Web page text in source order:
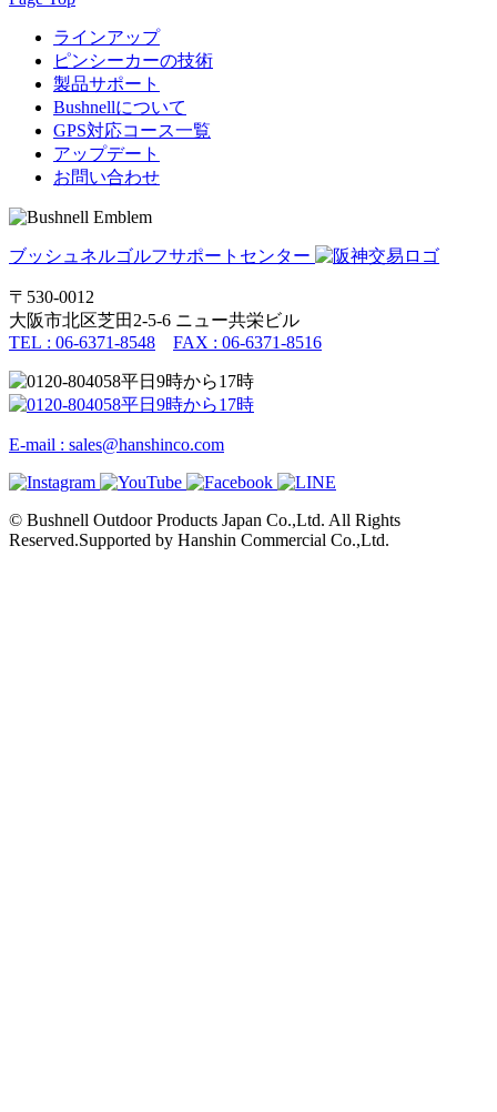
ラインアップ
ピンシーカーの技術
製品サポート
Bushnellについて
GPS対応コース一覧
アップデート
お問い合わせ
ブッシュネルゴルフサポートセンター
〒530-0012
大阪市北区芝田2-5-6 ニュー共栄ビル
TEL : 06-6371-8548
FAX : 06-6371-8516
E-mail : sales@hanshinco.com
© Bushnell Outdoor Products Japan Co.,Ltd. All Rights
Reserved.Supported by Hanshin Commercial Co.,Ltd.